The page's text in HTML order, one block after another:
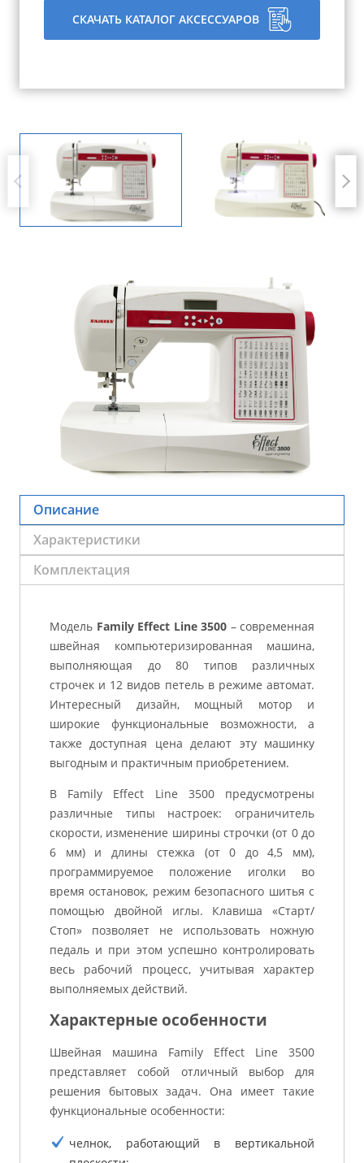
СКАЧАТЬ КАТАЛОГ АКСЕССУАРОВ
Описание
Характеристики
Комплектация
Модель Family Effect Line 3500 – современная
швейная компьютеризированная машина,
выполняющая до 80 типов различных
строчек и 12 видов петель в режиме автомат.
Интересный дизайн, мощный мотор и
широкие функциональные возможности, а
также доступная цена делают эту машинку
выгодным и практичным приобретением.
В Family Effect Line 3500 предусмотрены
различные типы настроек: ограничитель
скорости, изменение ширины строчки (от 0 до
6 мм) и длины стежка (от 0 до 4,5 мм),
программируемое положение иголки во
время остановок, режим безопасного шитья с
помощью двойной иглы. Клавиша «Старт/
Стоп» позволяет не использовать ножную
педаль и при этом успешно контролировать
весь рабочий процесс, учитывая характер
выполняемых действий.
Характерные особенности
Швейная машина Family Effect Line 3500
представляет собой отличный выбор для
решения бытовых задач. Она имеет такие
функциональные особенности:
челнок, работающий в вертикальной